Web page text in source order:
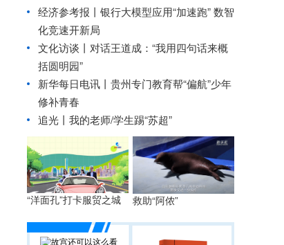
经济参考报丨 银行大模型应用“加速跑” 数智
化竞速开新局
文化访谈丨对话王道成：“我用四句话来概
括圆明园”
新华每日电讯丨 贵州专门教育帮“偏航”少年
修补青春
追光丨 我的老师/学生踢“苏超”
“洋面孔”打卡服贸之城 救助“阿侬”